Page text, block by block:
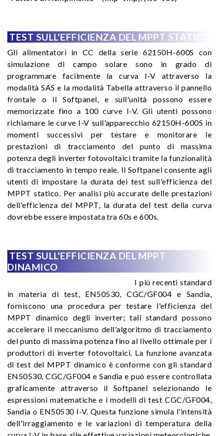
TEST SULL'EFFICIENZA DEL MPPT STATICO
Gli alimentatori in CC della serie 62150H-600S con
simulazione di campo solare sono in grado di
programmare facilmente la curva I-V attraverso la
modalità SAS e la modalità Tabella attraverso il pannello
frontale o il Softpanel, e sull'unità possono essere
memorizzate fino a 100 curve I-V. Gli utenti possono
richiamare le curve I-V sull'apparecchio 62150H-600S in
momenti successivi per testare e monitorare le
prestazioni di tracciamento del punto di massima
potenza degli inverter fotovoltaici tramite la funzionalità
di tracciamento in tempo reale. Il Softpanel consente agli
utenti di impostare la durata dei test sull'efficienza del
MPPT statico. Per analisi più accurate delle prestazioni
dell'efficienza del MPPT, la durata del test della curva
dovrebbe essere impostata tra 60s e 600s.
TEST SULL'EFFICIENZA DEL MPPT
DINAMICO
I più recenti standard
in materia di test, EN50530, CGC/GF004 e Sandia,
forniscono una procedura per testare l'efficienza del
MPPT dinamico degli inverter; tali standard possono
accelerare il meccanismo dell'algoritmo di tracciamento
del punto di massima potenza fino al livello ottimale per i
produttori di inverter fotovoltaici. La funzione avanzata
di test del MPPT dinamico è conforme con gli standard
EN50530, CGC/GF004 e Sandia e può essere controllata
graficamente attraverso il Softpanel selezionando le
espressioni matematiche e i modelli di test CGC/GF004,
Sandia o EN50530 I-V. Questa funzione simula l'intensità
dell'irraggiamento e le variazioni di temperatura della